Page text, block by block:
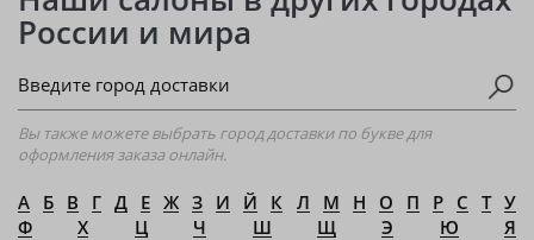
России и мира
Вы также можете выбрать город доставки по букве для
оформления заказа онлайн.
А Б В Г Д Е Ж З И Й К Л М Н О П Р С Т У
Ф
Х Ц Ч Ш Щ Э Ю Я